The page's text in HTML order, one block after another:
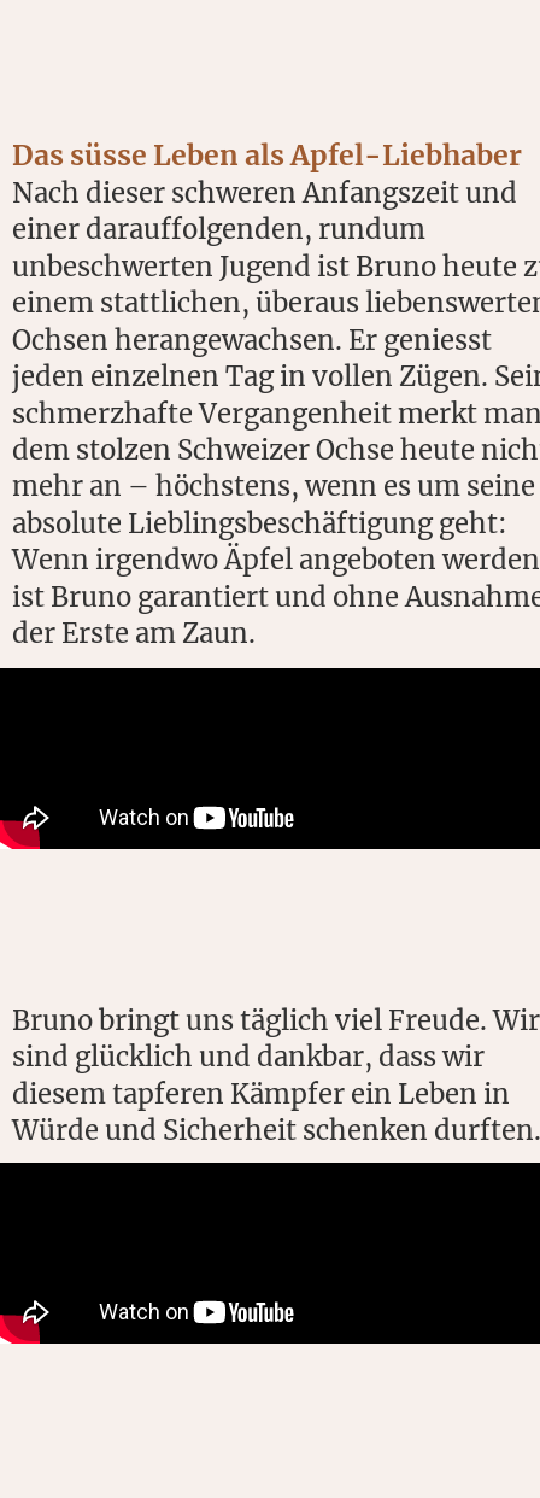
Das süsse Leben als Apfel-Liebhaber
Nach dieser schweren Anfangszeit und
einer darauffolgenden, rundum
unbeschwerten Jugend ist Bruno heute
einem stattlichen, überaus
Ochsen herangewachsen. Er geniesst
jeden einzelnen Tag in vollen Zügen.
schmerzhafte Vergangenheit merkt
dem stolzen Schweizer Ochse heute
mehr an – höchstens, wenn es um seine
absolute Lieblingsbeschäftigung geht:
Wenn irgendwo Äpfel angeboten
ist Bruno garantiert und ohne
der Erste am Zaun.
Bruno bringt uns täglich viel Freude.
sind glücklich und dankbar, dass wir
diesem tapferen Kämpfer ein Leben in
Würde und Sicherheit schenken durften.